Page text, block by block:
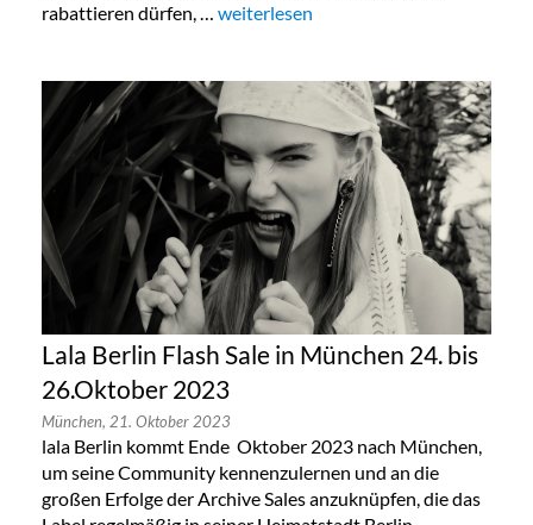
rabattieren dürfen, … „Taschen Sonderverkauf in Köln,
weiterlesen
Lala Berlin Flash Sale in München 24. bis
26.Oktober 2023
München, 21. Oktober 2023
lala Berlin kommt Ende Oktober 2023 nach München,
um seine Community kennenzulernen und an die
großen Erfolge der Archive Sales anzuknüpfen, die das